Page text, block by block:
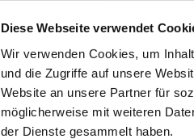
Diese Webseite verwendet
Wir verwenden Cookies, um
und die Zugriffe auf unsere
Website an unsere Partner für
möglicherweise mit weiteren
der Dienste gesammelt haben.